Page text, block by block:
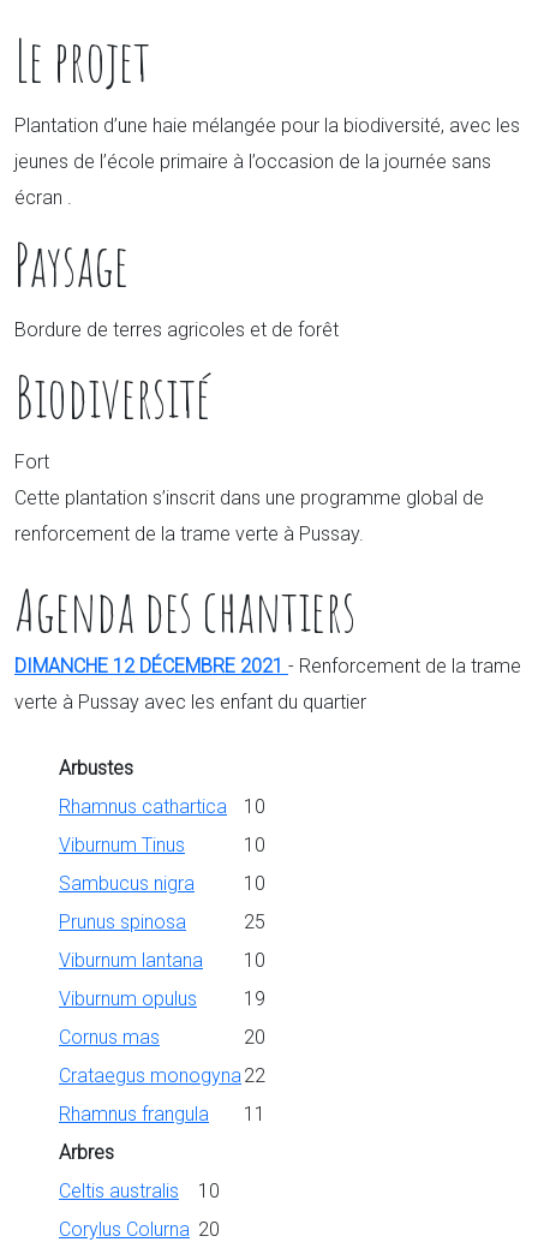
Le projet
Plantation d’une haie mélangée pour la biodiversité, avec les
jeunes de l’école primaire à l’occasion de la journée sans
écran .
Paysage
Bordure de terres agricoles et de forêt
Biodiversité
Fort
Cette plantation s’inscrit dans une programme global de
renforcement de la trame verte à Pussay.
Agenda des chantiers
DIMANCHE 12 DÉCEMBRE 2021 - Renforcement de la trame
verte à Pussay avec les enfant du quartier
Arbustes
Rhamnus cathartica
10
Viburnum Tinus
10
Sambucus nigra
10
Prunus spinosa
25
Viburnum lantana
10
Viburnum opulus
19
Cornus mas
20
Crataegus monogyna 22
Rhamnus frangula
11
Arbres
Celtis australis
10
Corylus Colurna 20